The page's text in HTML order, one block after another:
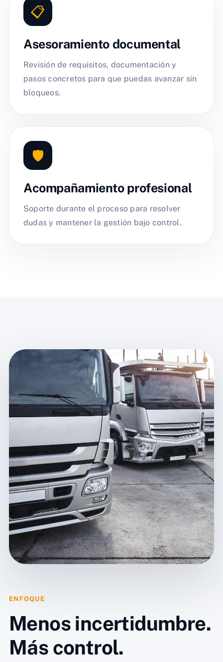
📋
Asesoramiento documental
Revisión de requisitos, documentación y
pasos concretos para que puedas avanzar sin
bloqueos.
🛡️
Acompañamiento profesional
Soporte durante el proceso para resolver
dudas y mantener la gestión bajo control.
ENFOQUE
Menos incertidumbre.
Más control.